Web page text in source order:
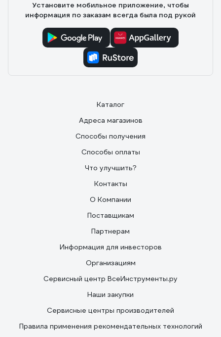
Установите мобильное приложение, чтобы
информация по заказам всегда была под рукой
Каталог
Адреса магазинов
Способы получения
Способы оплаты
Что улучшить?
Контакты
О Компании
Поставщикам
Партнерам
Информация для инвесторов
Организациям
Сервисный центр ВсеИнструменты.ру
Наши закупки
Сервисные центры производителей
Правила применения рекомендательных технологий